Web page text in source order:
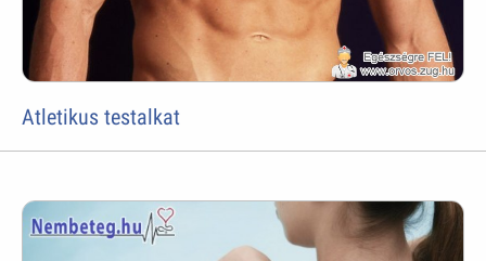
Atletikus testalkat